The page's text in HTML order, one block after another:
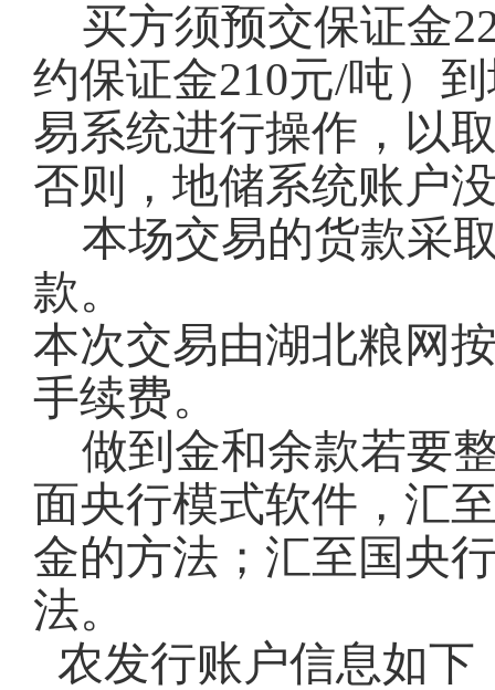
买方须预交保证金
约保证金210元/吨）
易系统进行操作，以
否则，地储系统账户
本场交易的货款采
款。
本次交易由湖北粮网
手续费。
做到金和余款若要
面央行模式软件，汇
金的方法；汇至国央
法。
农发行账户信息如下